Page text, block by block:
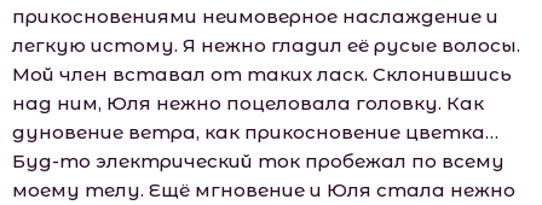
прикосновениями неимоверное наслаждение и
легкую истому. Я нежно гладил её русые волосы.
Мой член вставал от таких ласк. Склонившись
над ним, Юля нежно поцеловала головку. Как
дуновение ветра, как прикосновение цветка…
Буд-то электрический ток пробежал по всему
моему телу. Ещё мгновение и Юля стала нежно